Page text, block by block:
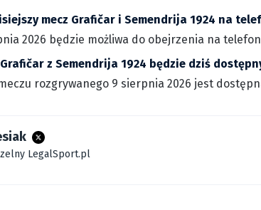
mecz Grafičar i Semendrija 1924 na
2026 będzie możliwa do obejrzenia na
z Semendrija 1924 będzie dziś
rozgrywanego 9 sierpnia 2026 jest
LegalSport.pl